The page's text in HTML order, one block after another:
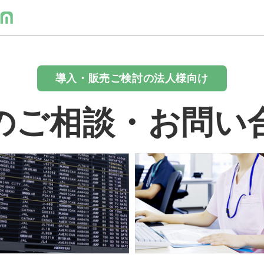
導入・販売ご検討の法人様向け
ご相談・お問い